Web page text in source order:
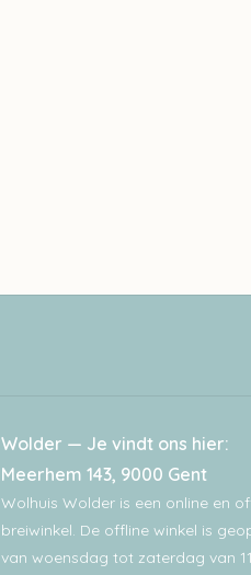
Wolder — Je vindt ons hier:
Meerhem 143, 9000 Gent
Wolhuis Wolder is een online en
breiwinkel. De offline winkel is
van woensdag tot zaterdag van